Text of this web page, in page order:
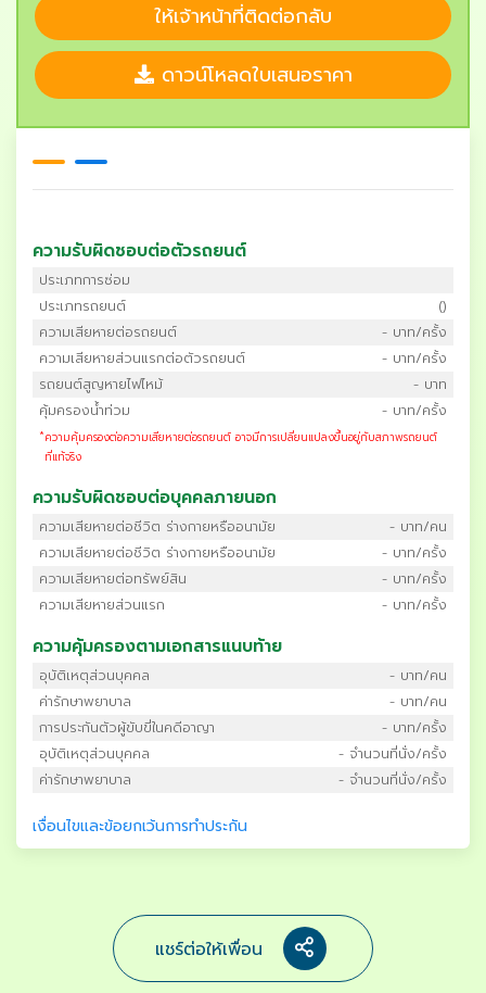
ให้เจ้าหน้าที่ติดต่อกลับ
ดาวน์โหลดใบเสนอราคา
ความรับผิดชอบต่อตัวรถยนต์
ประเภทการซ่อม
ประเภทรถยนต์
()
ความเสียหายต่อรถยนต์
- บาท/ครั้ง
ความเสียหายส่วนแรกต่อตัวรถยนต์
- บาท/ครั้ง
รถยนต์สูญหายไฟไหม้
- บาท
คุ้มครองน้ำท่วม
- บาท/ครั้ง
*ความคุ้มครองต่อความเสียหายต่อรถยนต์ อาจมีการเปลี่ยนแปลงขึ้นอยู่กับสภาพรถยนต์
ที่แท้จริง
ความรับผิดชอบต่อบุคคลภายนอก
ความเสียหายต่อชีวิต ร่างกายหรืออนามัย
- บาท/คน
ความเสียหายต่อชีวิต ร่างกายหรืออนามัย
- บาท/ครั้ง
ความเสียหายต่อทรัพย์สิน
- บาท/ครั้ง
ความเสียหายส่วนแรก
- บาท/ครั้ง
ความคุ้มครองตามเอกสารแนบท้าย
อุบัติเหตุส่วนบุคคล
- บาท/คน
ค่ารักษาพยาบาล
- บาท/คน
การประกันตัวผู้ขับขี่ในคดีอาญา
- บาท/ครั้ง
อุบัติเหตุส่วนบุคคล
- จำนวนที่นั่ง/ครั้ง
ค่ารักษาพยาบาล
- จำนวนที่นั่ง/ครั้ง
เงื่อนไขและข้อยกเว้นการทำประกัน
แชร์ต่อให้เพื่อน